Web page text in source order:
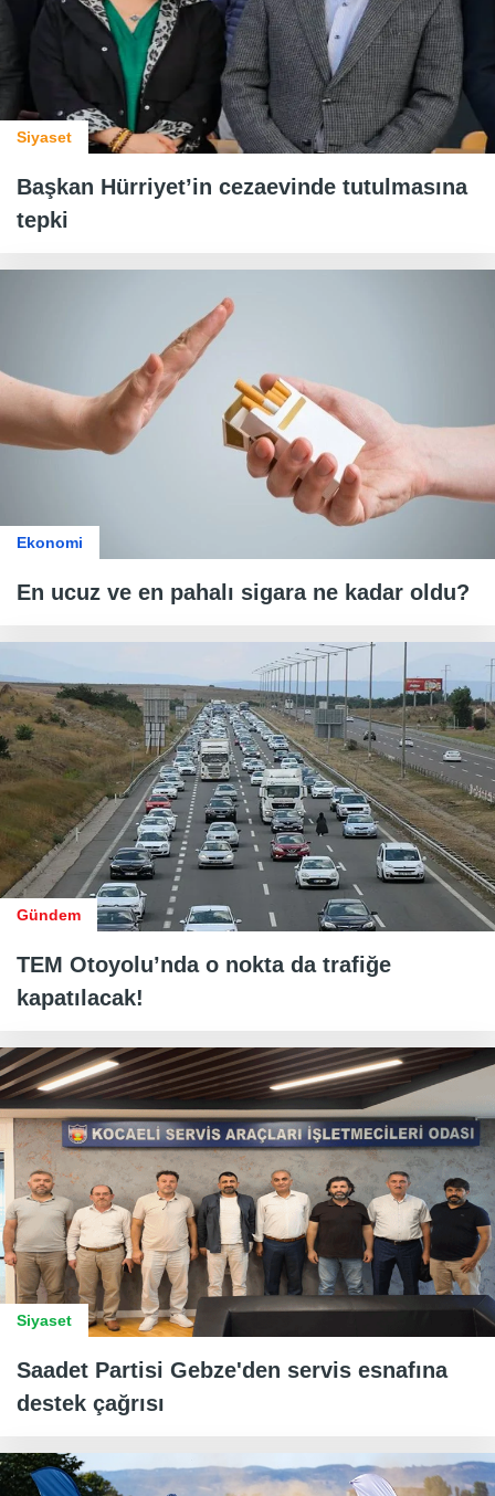
Siyaset
Başkan Hürriyet’in cezaevinde tutulmasına
tepki
Ekonomi
En ucuz ve en pahalı sigara ne kadar oldu?
Gündem
TEM Otoyolu’nda o nokta da trafiğe
kapatılacak!
Siyaset
Saadet Partisi Gebze'den servis esnafına
destek çağrısı